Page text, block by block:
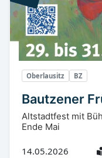
Oberlausitz BZ
Bautzener
Altstadtfest mit
Ende Mai
14.05.2026